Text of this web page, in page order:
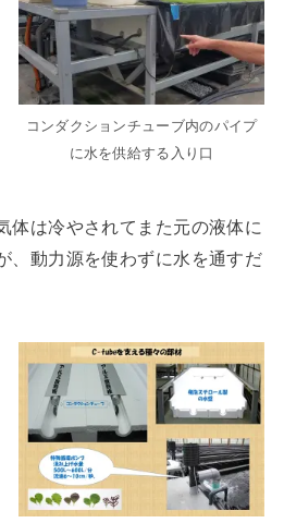
コンダクションチューブ内のパイプ
に水を供給する入り口
体は冷やされてまた元の液体に
、動力源を使わずに水を通すだ